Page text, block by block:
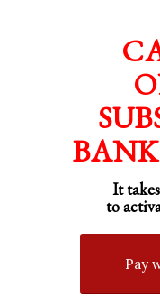
It
to
Pay